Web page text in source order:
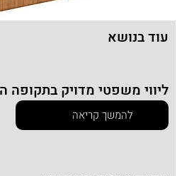
עוד בנושא
ליווי משפטי מדויק בתקופה
להמשך קריאה